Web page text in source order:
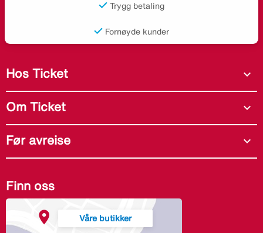
Trygg betaling
Fornøyde kunder
Hos Ticket expand_more
Om Ticket expand_more
Før avreise expand_more
Finn oss
Våre butikker